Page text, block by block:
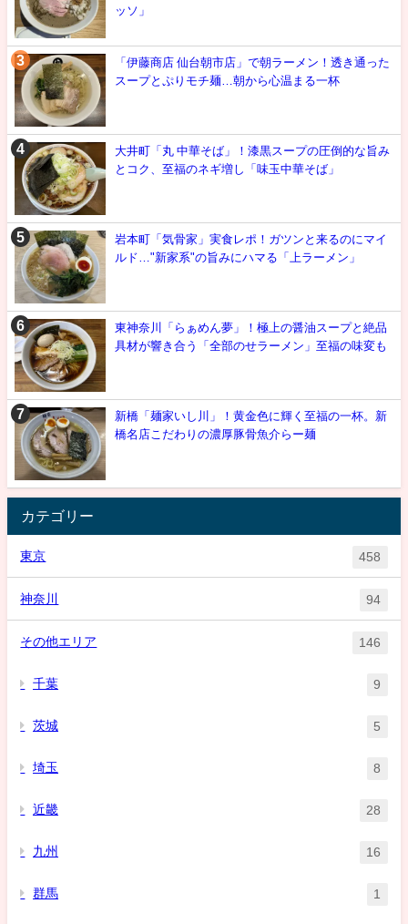
ッソ」
「伊藤商店 仙台朝市店」で朝ラーメン！透き通った
スープとぷりモチ麺…朝から心温まる一杯
大井町「丸 中華そば」！漆黒スープの圧倒的な旨み
とコク、至福のネギ増し「味玉中華そば」
岩本町「気骨家」実食レポ！ガツンと来るのにマイ
ルド…"新家系"の旨みにハマる「上ラーメン」
東神奈川「らぁめん夢」！極上の醤油スープと絶品
具材が響き合う「全部のせラーメン」至福の味変も
新橋「麺家いし川」！黄金色に輝く至福の一杯。新
橋名店こだわりの濃厚豚骨魚介らー麺
カテゴリー
東京 458
神奈川 94
その他エリア 146
千葉 9
茨城 5
埼玉 8
近畿 28
九州 16
群馬 1